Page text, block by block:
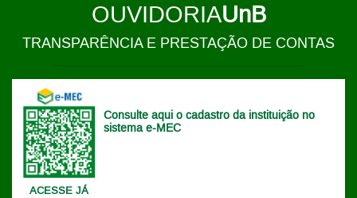
ACESSE JÁ
Consulte aqui o cadastro da instituição no
sistema e-MEC
OUVIDORIAUnB
TRANSPARÊNCIA E PRESTAÇÃO DE CONTAS